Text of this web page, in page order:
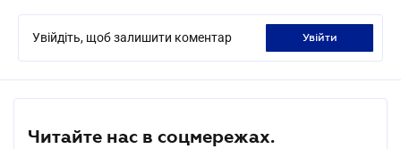
Увійдіть, щоб залишити коментар увійти
Читайте нас в соцмережах.